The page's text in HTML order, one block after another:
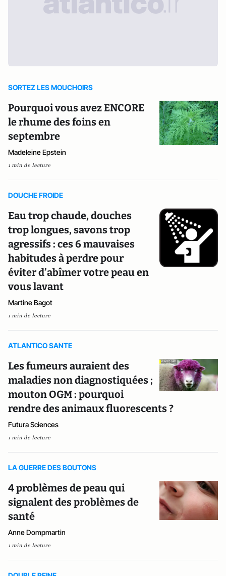
SORTEZ LES MOUCHOIRS
Pourquoi vous avez ENCORE
le rhume des foins en
septembre
Madeleine Epstein
1 min de lecture
DOUCHE FROIDE
Eau trop chaude, douches
trop longues, savons trop
agressifs : ces 6 mauvaises
habitudes à perdre pour
éviter d’abîmer votre peau en
vous lavant
Martine Bagot
1 min de lecture
ATLANTICO SANTE
Les fumeurs auraient des
maladies non diagnostiquées ;
mouton OGM : pourquoi
rendre des animaux fluorescents ?
Futura Sciences
1 min de lecture
LA GUERRE DES BOUTONS
4 problèmes de peau qui
signalent des problèmes de
santé
Anne Dompmartin
1 min de lecture